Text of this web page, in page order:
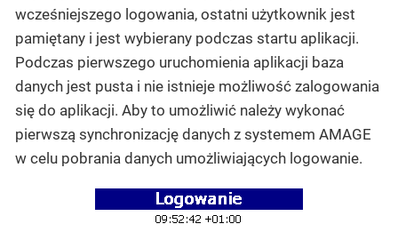
wcześniejszego logowania, ostatni użytkownik jest
pamiętany i jest wybierany podczas startu aplikacji.
Podczas pierwszego uruchomienia aplikacji baza
danych jest pusta i nie istnieje możliwość zalogowania
się do aplikacji. Aby to umożliwić należy wykonać
pierwszą synchronizację danych z systemem AMAGE
w celu pobrania danych umożliwiających logowanie.